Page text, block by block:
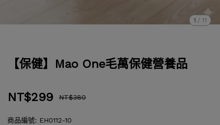
1 / 11
【保健】Mao One毛萬保健營養品
NT$299 NT$380
商品編號: EH0112-10